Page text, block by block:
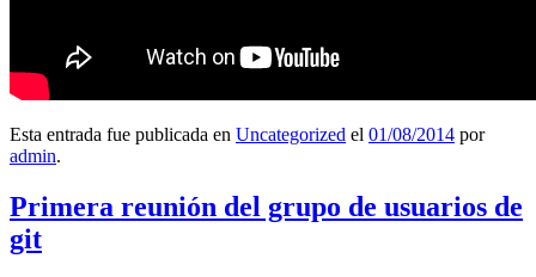
Esta entrada fue publicada en Uncategorized el 01/08/2014 por
admin.
Primera reunión del grupo de usuarios de
git